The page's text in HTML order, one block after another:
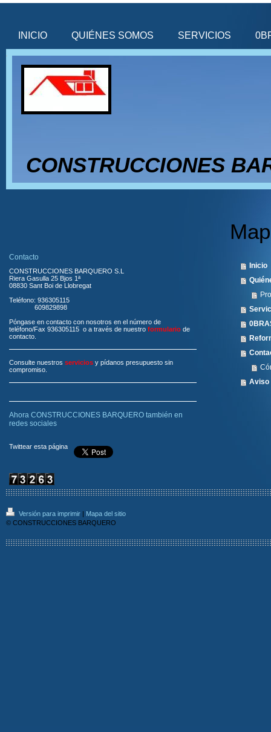
INICIO QUIÉNES SOMOS SERVICIOS
CONSTRUCCIONES
Inicio
Aviso
Contacto
CONSTRUCCIONES BARQUERO S.L
Riera Gasulla 25 Bjos 1ª
08830 Sant Boi de Llobregat
Teléfono: 936305115
609829898
Póngase en contacto con nosotros en el número de
teléfono/Fax 936305115 o a través de nuestro formulario de
contacto.
Consulte nuestros servicios y pídanos presupuesto sin
compromiso.
Ahora CONSTRUCCIONES BARQUERO también en
redes sociales
Twittear esta página
Versión para imprimir | Mapa del sitio
© CONSTRUCCIONES BARQUERO